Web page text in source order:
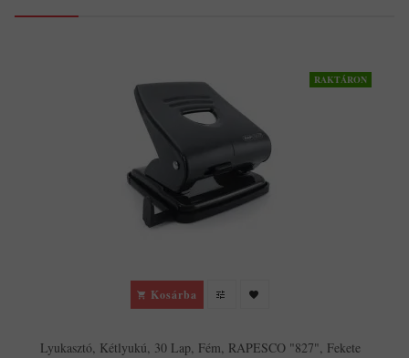
RAKTÁRON
Kosárba
Lyukasztó, Kétlyukú, 30 Lap, Fém, RAPESCO "827", Fekete